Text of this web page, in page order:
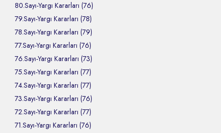
80.Sayı-Yargı Kararları (76)
79.Sayı-Yargı Kararları (78)
78.Sayı-Yargı Kararları (79)
77.Sayı-Yargı Kararları (76)
76.Sayı-Yargı Kararları (73)
75.Sayı-Yargı Kararları (77)
74.Sayı-Yargı Kararları (77)
73.Sayı-Yargı Kararları (76)
72.Sayı-Yargı Kararları (77)
71.Sayı-Yargı Kararları (76)